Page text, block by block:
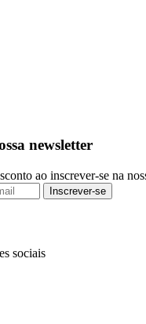
newsletter
ao inscrever-se na
Inscrever-se
sociais